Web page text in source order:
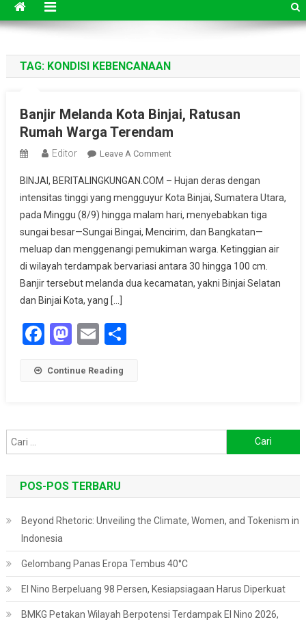
TAG: KONDISI KEBENCANAAN
Banjir Melanda Kota Binjai, Ratusan
Rumah Warga Terendam
Editor Leave A CommentOn
Melanda
Kota
Binjai,
Ratusan
Rumah
Warga
Terendam
BINJAI, BERITALINGKUNGAN.COM – Hujan deras dengan
intensitas tinggi yang mengguyur Kota Binjai, Sumatera Utara,
pada Minggu (8/9) hingga malam hari, menyebabkan tiga
sungai besar—Sungai Bingai, Mencirim, dan Bangkatan—
meluap dan menggenangi pemukiman warga. Ketinggian air
di wilayah terdampak bervariasi antara 30 hingga 100 cm.
Banjir tersebut melanda dua kecamatan, yakni Binjai Selatan
dan Binjai Kota, yang […]
Facebook
Mastodon
EmailShare
Continue Reading
untuk:
POS-POS TERBARU
Beyond Rhetoric: Unveiling the Climate, Women, and Tokenism in
Indonesia
Gelombang Panas Eropa Tembus 40°C
El Nino Berpeluang 98 Persen, Kesiapsiagaan Harus Diperkuat
BMKG Petakan Wilayah Berpotensi Terdampak El Nino 2026,